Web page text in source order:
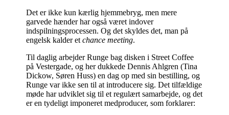
Det er ikke kun kærlig hjemmebryg, men mere
garvede hænder har også været indover
indspilningsprocessen. Og det skyldes det, man på
engelsk kalder etchance meeting.
Til daglig arbejder Runge bag disken i Street Coffee
på Vestergade, og her dukkede Dennis Ahlgren (Tina
Dickow, Søren Huss) en dag op med sin bestilling, og
Runge var ikke sen til at introducere sig. Det tilfældige
møde har udviklet sig til et regulært samarbejde, og det
er en tydeligt imponeret medproducer, som forklarer: